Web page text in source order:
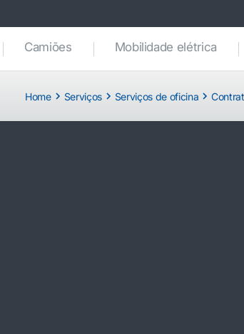
Camiões Mobilidade elétrica
Home Serviços Serviços de oficina